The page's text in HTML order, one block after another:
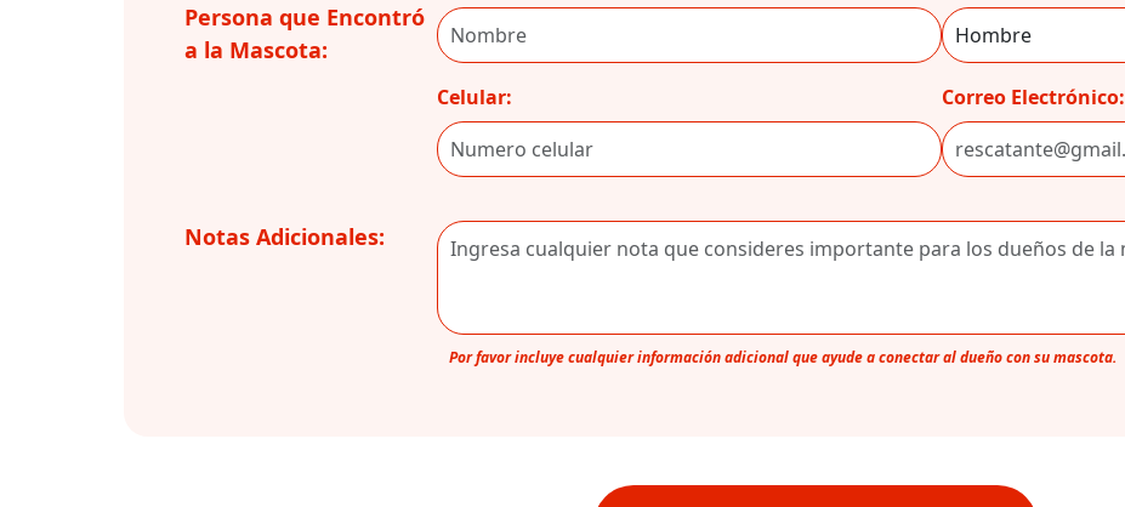
Persona que Encontró
a la Mascota:
Celular: Correo Electrónico:
Notas Adicionales:
Por favor incluye cualquier información adicional que ayude a conectar al dueño con su mascota.